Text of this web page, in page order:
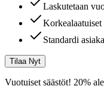
Laskutetaan
Korkealaatuiset
Standardi
Tilaa Nyt
Vuotuiset säästöt! 20%